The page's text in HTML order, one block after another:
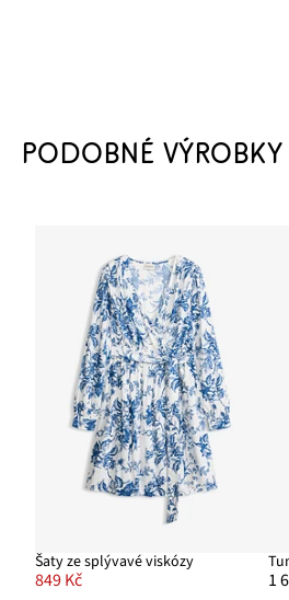
PODOBNÉ VÝROBKY
Šaty ze splývavé viskózy
849 Kč 1